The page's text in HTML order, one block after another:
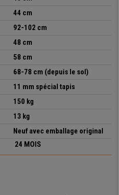
44 cm
92-102 cm
48 cm
58 cm
68-78 cm (depuis le sol)
11 mm spécial tapis
150 kg
13 kg
Neuf avec emballage original
24 MOIS